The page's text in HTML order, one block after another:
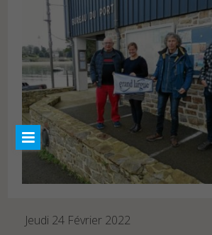
Jeudi 24 Février 2022
Les services
Les équipements
L’histoire du port
EN PRATIQUE
Les atouts du Port
Séjourner au Port
Règlementations
Marées
AU FIL DE L’EAU